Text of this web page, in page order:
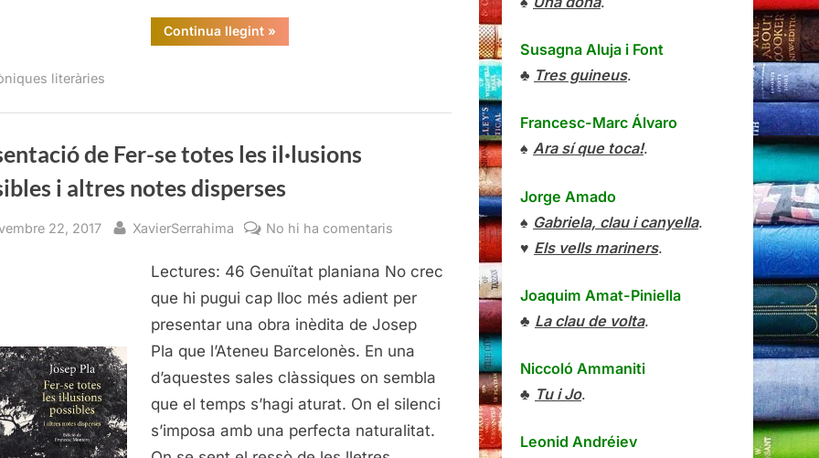
Continua llegint“Presentació
de
altres
notes
»
literàries
de Fer-se totes les il·lusions
i altres notes disperses
22, 2017 By
XavierSerrahima No hi ha comentaris
de
Fer-
se
il·lusions
possibles
i
Lectures: 46 Genuïtat planiana No crec
que hi pugui cap lloc més adient per
presentar una obra inèdita de Josep
Pla que l’Ateneu Barcelonès. En una
d’aquestes sales clàssiques on sembla
que el temps s’hagi aturat. On el silenci
s’imposa amb una perfecta naturalitat.
Susagna Aluja i Font
♣ Tres guineus.
Francesc-Marc Álvaro
♠ Ara sí que toca!.
Jorge Amado
♠ Gabriela, clau i canyella.
♥ Els vells mariners.
Joaquim Amat-Piniella
♣ La clau de volta.
Niccoló Ammaniti
♣ Tu i Jo.
Leonid Andréiev